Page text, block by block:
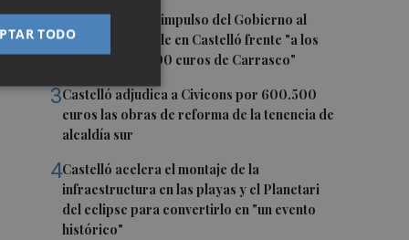
2Simó destaca el impulso del Gobierno al
alquiler asequible en Castelló frente "a los
pisos de 200.000 euros de Carrasco"
3Castelló adjudica a Civicons por 600.500
euros las obras de reforma de la tenencia de
alcaldía sur
4Castelló acelera el montaje de la
infraestructura en las playas y el Planetari
del eclipse para convertirlo en "un evento
histórico"
TODO